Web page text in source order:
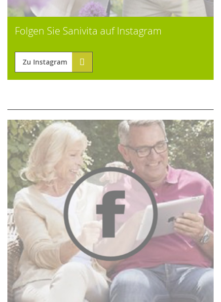
Folgen Sie Sanivita auf Instagram
Zu Instagram